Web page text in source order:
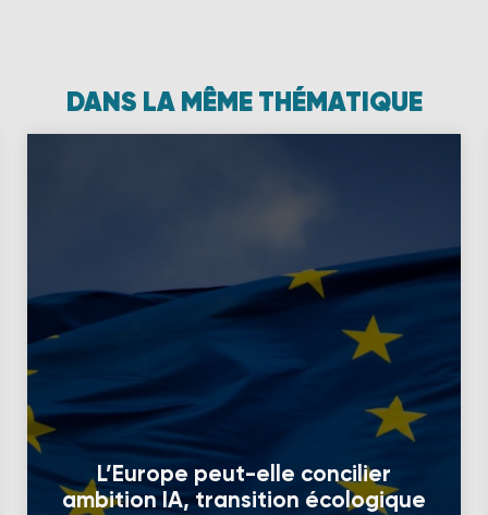
DANS LA MÊME THÉMATIQUE
L’Europe peut-elle concilier
ambition IA, transition écologique